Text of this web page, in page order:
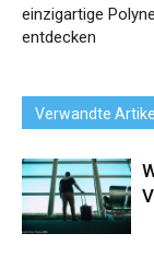
einzigartige
entdecken
Verwandte Artikel